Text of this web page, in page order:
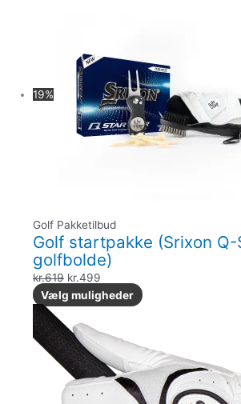
19%
Golf Pakketilbud
Golf startpakke (Srixon Q-
golfbolde)
kr.619 kr.499
Vælg muligheder